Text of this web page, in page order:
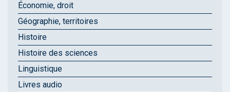
Économie, droit
Géographie, territoires
Histoire
Histoire des sciences
Linguistique
Livres audio